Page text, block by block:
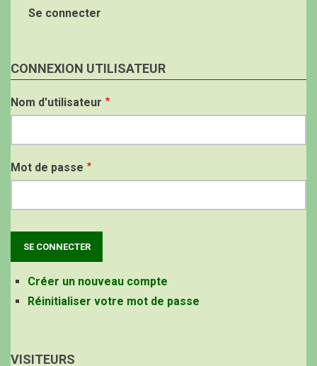
Se connecter
CONNEXION UTILISATEUR
Nom d'utilisateur
Mot de passe
Créer un nouveau compte
Réinitialiser votre mot de passe
VISITEURS